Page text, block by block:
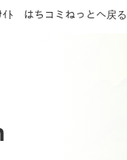
ｲﾄ はちコミねっとへ戻る